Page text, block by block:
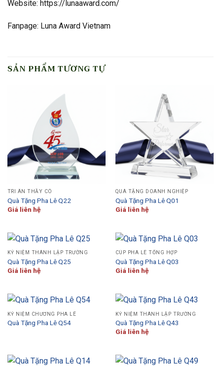
Website: https://lunaaward.com/
Fanpage: Luna Award Vietnam
SẢN PHẨM TƯƠNG TỰ
TRI ÂN THẦY CÔ
Quà Tặng Pha Lê Q22
Giá liên hệ
QUÀ TẶNG DOANH NGHIỆP
Quà Tặng Pha Lê Q01
Giá liên hệ
KỶ NIỆM THÀNH LẬP TRƯỜNG
Quà Tặng Pha Lê Q25
Giá liên hệ
CÚP PHA LÊ TỔNG HỢP
Quà Tặng Pha Lê Q03
Giá liên hệ
KỶ NIỆM CHƯƠNG PHA LÊ
Quà Tặng Pha Lê Q54
KỶ NIỆM THÀNH LẬP TRƯỜNG
Quà Tặng Pha Lê Q43
Giá liên hệ